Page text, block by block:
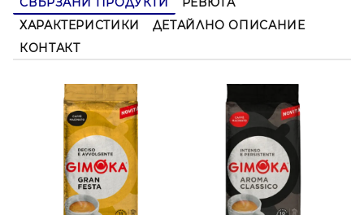
ХАРАКТЕРИСТИКИ
ДЕТАЙЛНО ОПИСАНИЕ
КОНТАКТ